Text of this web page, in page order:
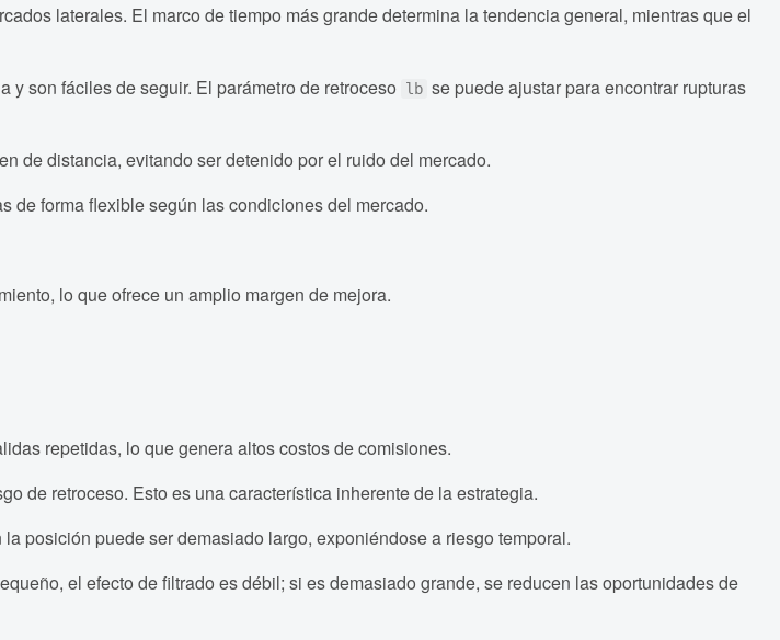
laterales. El marco de tiempo más grande determina la tendencia general, mientras que el
y son fáciles de seguir. El parámetro de retroceso lb se puede ajustar para encontrar rupturas
de distancia, evitando ser detenido por el ruido del mercado.
de forma flexible según las condiciones del mercado.
lo que ofrece un amplio margen de mejora.
repetidas, lo que genera altos costos de comisiones.
de retroceso. Esto es una característica inherente de la estrategia.
posición puede ser demasiado largo, exponiéndose a riesgo temporal.
el efecto de filtrado es débil; si es demasiado grande, se reducen las oportunidades de